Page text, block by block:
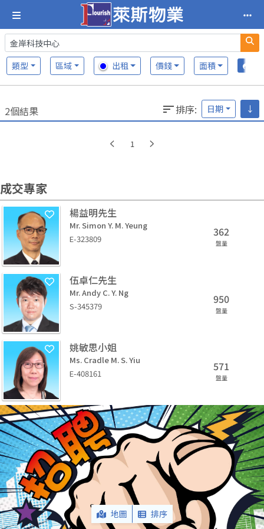
類型 區域 出租 價錢 面積
2個結果 排序: 日期 ↓
1
成交專家
楊益明先生
Mr. Simon Y. M. Yeung
E-323809
362
盤量
伍卓仁先生
Mr. Andy C. Y. Ng
S-345379
950
盤量
姚敏思小姐
Ms. Cradle M. S. Yiu
E-408161
571
盤量
地圖 排序